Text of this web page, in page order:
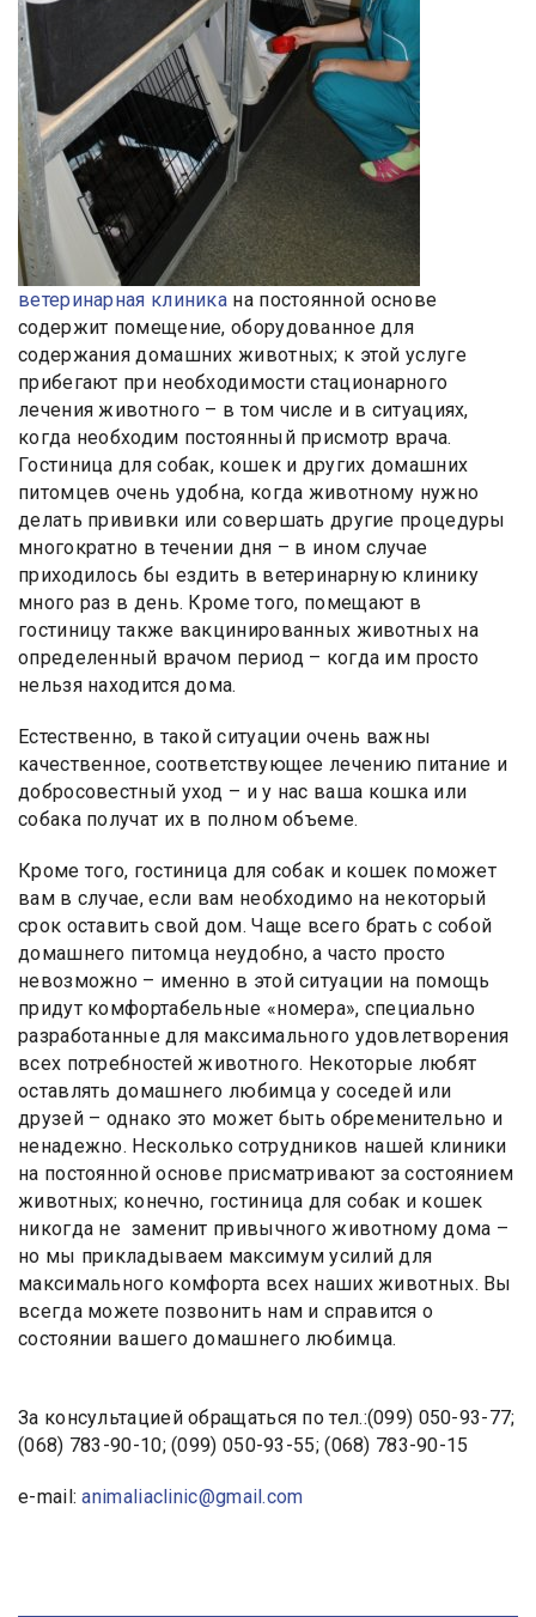
ветеринарная клиника на постоянной основе
содержит помещение, оборудованное для
содержания домашних животных; к этой услуге
прибегают при необходимости стационарного
лечения животного – в том числе и в ситуациях,
когда необходим постоянный присмотр врача.
Гостиница для собак, кошек и других домашних
питомцев очень удобна, когда животному нужно
делать прививки или совершать другие процедуры
многократно в течении дня – в ином случае
приходилось бы ездить в ветеринарную клинику
много раз в день. Кроме того, помещают в
гостиницу также вакцинированных животных на
определенный врачом период – когда им просто
нельзя находится дома.
Естественно, в такой ситуации очень важны
качественное, соответствующее лечению питание и
добросовестный уход – и у нас ваша кошка или
собака получат их в полном объеме.
Кроме того, гостиница для собак и кошек поможет
вам в случае, если вам необходимо на некоторый
срок оставить свой дом. Чаще всего брать с собой
домашнего питомца неудобно, а часто просто
невозможно – именно в этой ситуации на помощь
придут комфортабельные «номера», специально
разработанные для максимального удовлетворения
всех потребностей животного. Некоторые любят
оставлять домашнего любимца у соседей или
друзей – однако это может быть обременительно и
ненадежно. Несколько сотрудников нашей клиники
на постоянной основе присматривают за состоянием
животных; конечно, гостиница для собак и кошек
никогда не заменит привычного животному дома –
но мы прикладываем максимум усилий для
максимального комфорта всех наших животных. Вы
всегда можете позвонить нам и справится о
состоянии вашего домашнего любимца.
За консультацией обращаться по тел.:(099) 050-93-77;
(068) 783-90-10; (099) 050-93-55; (068) 783-90-15
e-mail:animaliaclinic@gmail.com